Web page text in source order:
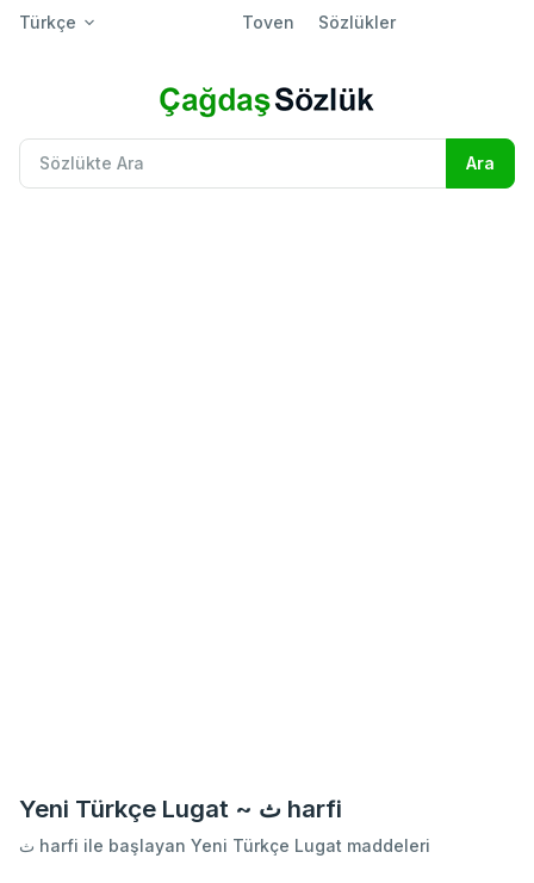
Türkçe Toven Sözlükler
Yeni Türkçe Lugat ~ ث harfi
ث harfi ile başlayan Yeni Türkçe Lugat maddeleri